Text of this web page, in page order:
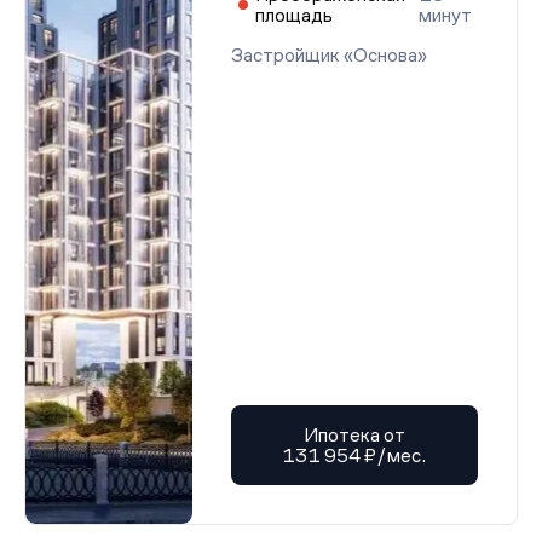
площадь
минут
Застройщик «Основа»
Ипотека от
131 954 ₽/мес.